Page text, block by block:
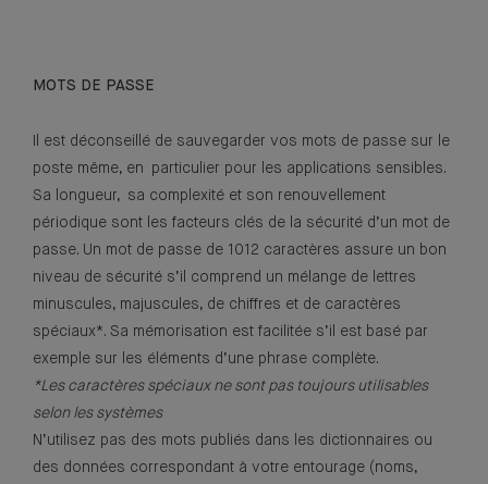
MOTS DE PASSE
Il est déconseillé de sauvegarder vos mots de passe sur le
poste même, en particulier pour les applications sensibles.
Sa longueur, sa complexité et son renouvellement
périodique sont les facteurs clés de la sécurité d’un mot de
passe. Un mot de passe de 1012 caractères assure un bon
niveau de sécurité s’il comprend un mélange de lettres
minuscules, majuscules, de chiffres et de caractères
spéciaux*. Sa mémorisation est facilitée s’il est basé par
exemple sur les éléments d’une phrase complète.
*Les caractères spéciaux ne sont pas toujours utilisables
selon les systèmes
N’utilisez pas des mots publiés dans les dictionnaires ou
des données correspondant à votre entourage (noms,